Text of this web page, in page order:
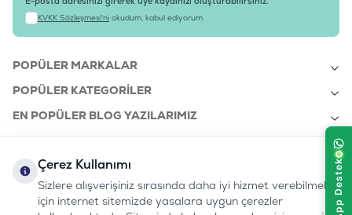
KVKK Sözleşmesi'ni okudum, kabul ediyorum.
POPÜLER MARKALAR
POPÜLER KATEGORILER
EN POPÜLER BLOG YAZILARIMIZ
KURUMSAL
Çerez Kullanımı
Sizlere alışverişiniz sırasında daha iyi hizmet verebilmek
için internet sitemizde yasalara uygun çerezler